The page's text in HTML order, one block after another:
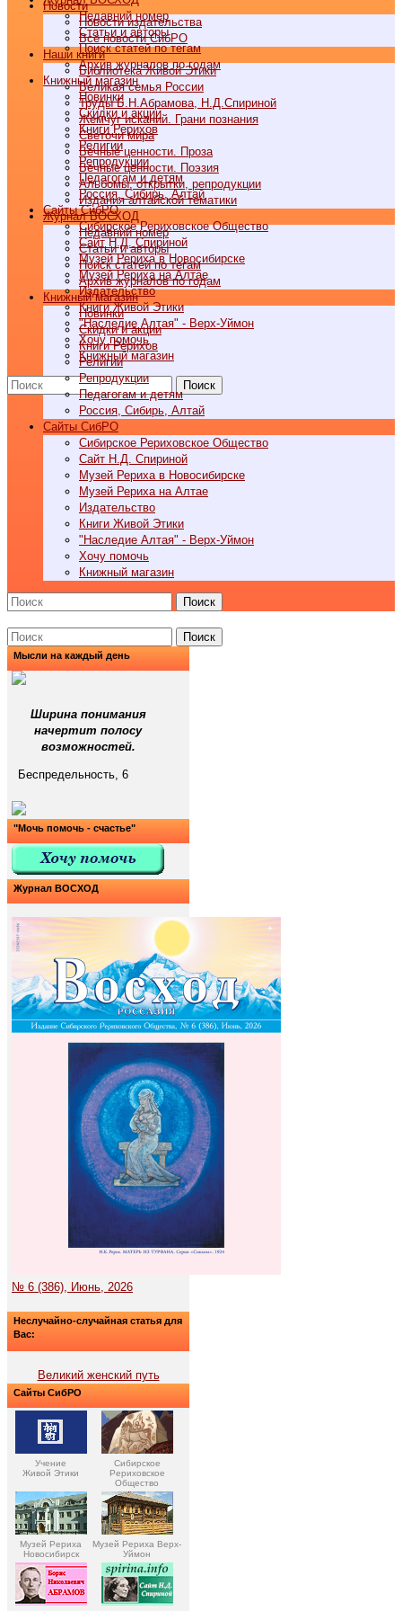
Недавний номер
Статьи и авторы
Поиск статей по тегам
Архив журналов по годам
Книжный магазин
Новинки
Скидки и акции
Книги Рерихов
Религии
Репродукции
Педагогам и детям
Россия, Сибирь, Алтай
Cайты СибРО
Сибирское Рериховское Общество
Сайт Н.Д. Спириной
Музей Рериха в Новосибирске
Музей Рериха на Алтае
Издательство
Книги Живой Этики
"Наследие Алтая" - Верх-Уймон
Хочу помочь
Книжный магазин
Поиск
Новости
Новости издательства
Все новости СибРО
Наши книги
Библиотека Живой Этики
Великая семья России
Труды Б.Н.Абрамова, Н.Д.Спириной
Жемчуг исканий. Грани познания
Светочи мира
Вечные ценности. Проза
Вечные ценности. Поэзия
Альбомы, открытки, репродукции
Издания алтайской тематики
Журнал ВОСХОД
Недавний номер
Статьи и авторы
Поиск статей по тегам
Архив журналов по годам
Книжный магазин
Новинки
Скидки и акции
Книги Рерихов
Религии
Репродукции
Педагогам и детям
Россия, Сибирь, Алтай
Cайты СибРО
Сибирское Рериховское Общество
Сайт Н.Д. Спириной
Музей Рериха в Новосибирске
Музей Рериха на Алтае
Издательство
Книги Живой Этики
"Наследие Алтая" - Верх-Уймон
Хочу помочь
Книжный магазин
Поиск
Поиск
Мысли на каждый день
Ширина понимания
начертит полосу
возможностей.
Беспредельность, 6
"Мочь помочь - счастье"
Журнал ВОСХОД
№ 6 (386), Июнь, 2026
Неслучайно-случайная статья для
Вас:
Великий женский путь
Сайты СибРО
Учение
Живой Этики
Сибирское
Рериховское
Общество
Музей Рериха
Новосибирск
Музей Рериха Верх-
Уймон